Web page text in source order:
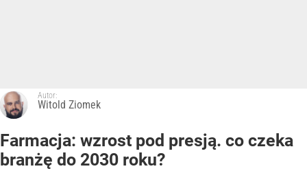
Autor:
Witold Ziomek
Farmacja: wzrost pod presją. co czeka
branżę do 2030 roku?